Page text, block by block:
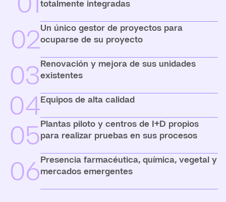
totalmente integradas
02Un único gestor de proyectos para
ocuparse de su proyecto
03Renovación y mejora de sus unidades
existentes
04Equipos de alta calidad
05Plantas piloto y centros de I+D propios
para realizar pruebas en sus procesos
06Presencia farmacéutica, química, vegetal y
mercados emergentes